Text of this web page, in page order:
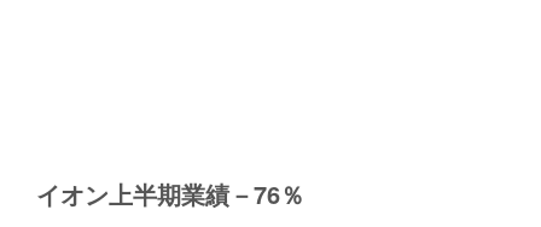
イオン上半期業績－76％